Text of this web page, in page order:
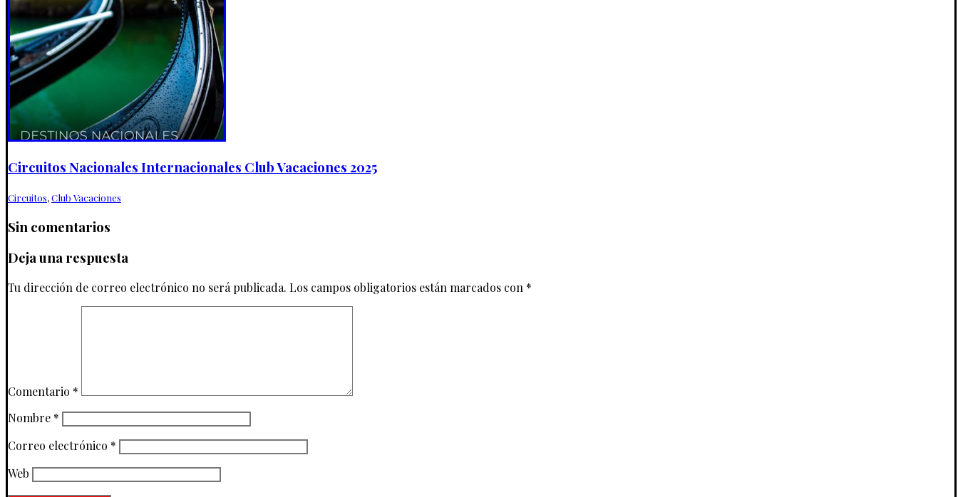
Circuitos Nacionales Internacionales Club Vacaciones 2025
Circuitos,Club Vacaciones
Sin comentarios
Deja una respuesta
Tu dirección de correo electrónico no será publicada. Los campos obligatorios están marcados con *
Comentario *
Nombre *
Correo electrónico *
Web